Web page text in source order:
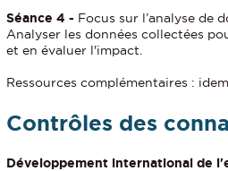
Séance 4 - Focus sur l’analyse de
Analyser les données collectées
et en évaluer l'impact.
Ressources complémentaires :
Contrôles des
Développement international de